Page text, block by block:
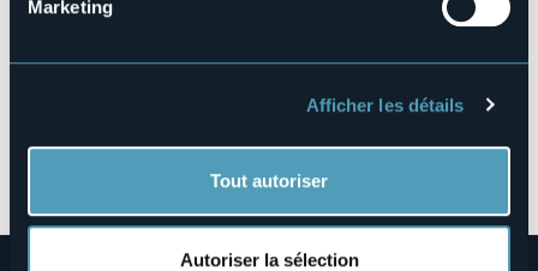
Marketing
Afficher les détails
Tout autoriser
Autoriser la sélection